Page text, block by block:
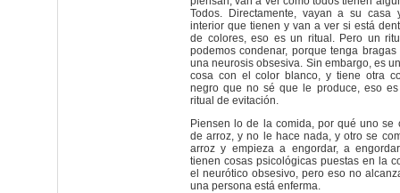
Todos. Directamente, vayan a su casa
interior que tienen y van a ver si está
de colores, eso es un ritual. Pero un
podemos condenar, porque tenga
una neurosis obsesiva. Sin embargo, es
cosa con el color blanco, y tiene otra
negro que no sé que le produce, eso
ritual de evitación.
Piensen lo de la comida, por qué uno se
de arroz, y no le hace nada, y otro se
arroz y empieza a engordar, a
tienen cosas psicológicas puestas en la
el neurótico obsesivo, pero eso no
una persona está enferma.